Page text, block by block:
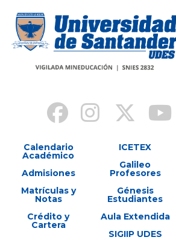
Calendario
Académico
Admisiones
Matrículas y
Notas
Crédito y
Cartera
ICETEX
Galileo
Profesores
Génesis
Estudiantes
Aula Extendida
SIGIIP UDES